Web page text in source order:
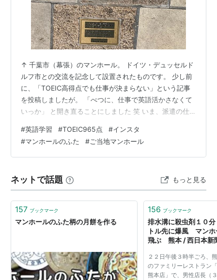
↑ 千葉市（幕張）のマンホール。 ドイツ・デュッセルド
ルフ市との交流を記念して設置されたものです。 少し前
に、「TOEIC高得点でも仕事が決まらない」という記事
を投稿しましたが。 「べつに、仕事で英語活かさなくて
いっか」 と開き直ることにしました 笑 いま、派遣の仕
定ですが。 それも、期間限定の英語なしのポジションで
す。 で、代わりに、英語でなにか発信しようと思いた
ち、ひさしぶりにインスタを始めました。 アカウントの
いくかもしれませんが。 今のところ、「首都圏のご当地
マンホールのデザインを英語で…
#英語学習 #TOEIC965点 #インスタ
#マンホールのふた #ご当地マンホール
ネットで話題 もっと見る
157 ブックマーク
マンホールのふた柄の月餅を作る
156 ブックマーク
排水溝に殺虫剤１０
トル先に爆風 マンホ
飛ぶ 熊本 / 西日本新
２２日午後３時半ごろ、
のファミリーレストラン
熊本店」で、男性店長（